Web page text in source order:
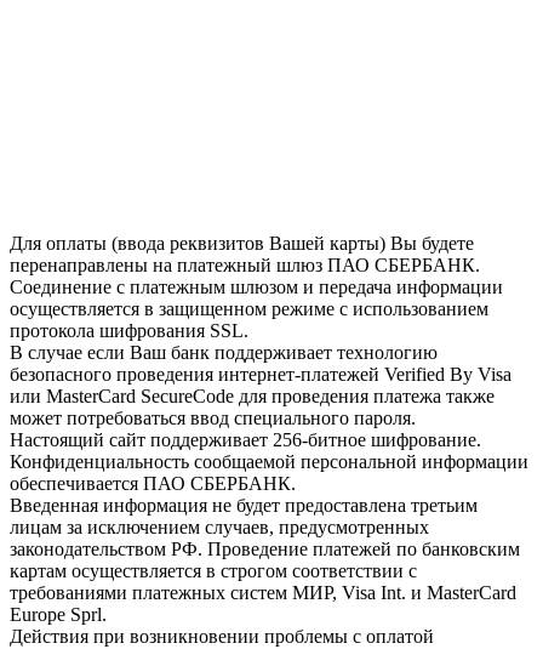
Для оплаты (ввода реквизитов Вашей карты) Вы будете
перенаправлены на платежный шлюз ПАО СБЕРБАНК.
Соединение с платежным шлюзом и передача информации
осуществляется в защищенном режиме с использованием
протокола шифрования SSL.
В случае если Ваш банк поддерживает технологию
безопасного проведения интернет-платежей Verified By Visa
или MasterCard SecureCode для проведения платежа также
может потребоваться ввод специального пароля.
Настоящий сайт поддерживает 256-битное шифрование.
Конфиденциальность сообщаемой персональной информации
обеспечивается ПАО СБЕРБАНК.
Введенная информация не будет предоставлена третьим
лицам за исключением случаев, предусмотренных
законодательством РФ. Проведение платежей по банковским
картам осуществляется в строгом соответствии с
требованиями платежных систем МИР, Visa Int. и MasterCard
Europe Sprl.
Действия при возникновении проблемы с оплатой